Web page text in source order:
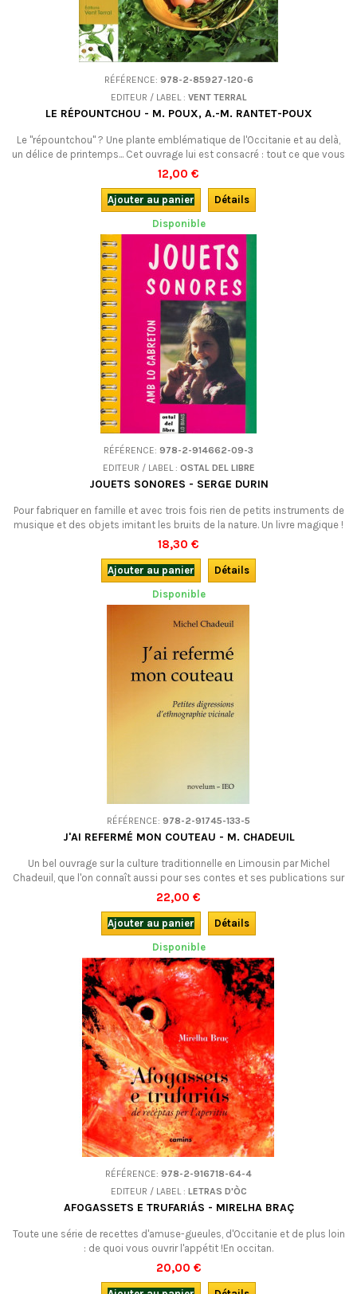
RÉFÉRENCE: 978-2-85927-120-6
EDITEUR / LABEL : VENT TERRAL
LE RÉPOUNTCHOU - M. POUX, A.-M. RANTET-POUX
Le "répountchou" ? Une plante emblématique de l'Occitanie et au delà,
un délice de printemps... Cet ouvrage lui est consacré : tout ce que vous
voulez savoir sur le "répountchou" ou responchon !
12,00 €
Ajouter au panier
Détails
Disponible
RÉFÉRENCE: 978-2-914662-09-3
EDITEUR / LABEL : OSTAL DEL LIBRE
JOUETS SONORES - SERGE DURIN
Pour fabriquer en famille et avec trois fois rien de petits instruments de
musique et des objets imitant les bruits de la nature. Un livre magique !
Bilingue français-occitan, avec croquis explicatifs.
18,30 €
Ajouter au panier
Détails
Disponible
RÉFÉRENCE: 978-2-91745-133-5
J'AI REFERMÉ MON COUTEAU - M. CHADEUIL
Un bel ouvrage sur la culture traditionnelle en Limousin par Michel
Chadeuil, que l'on connaît aussi pour ses contes et ses publications sur
les proverbes.En français, émaillé d'expressions occitanes. Ce livre a
reçu le Grand Prix Périgord de littérature en 2013.
22,00 €
Ajouter au panier
Détails
Disponible
RÉFÉRENCE: 978-2-916718-64-4
EDITEUR / LABEL : LETRAS D'ÒC
AFOGASSETS E TRUFARIÁS - MIRELHA BRAÇ
Toute une série de recettes d'amuse-gueules, d'Occitanie et de plus loin
: de quoi vous ouvrir l'appétit !En occitan.
20,00 €